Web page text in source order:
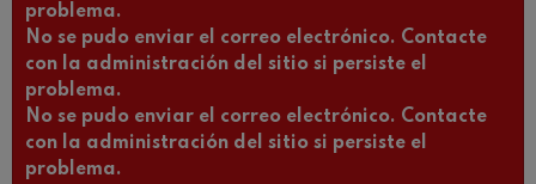
problema.
No se pudo enviar el correo electrónico. Contacte
con la administración del sitio si persiste el
problema.
No se pudo enviar el correo electrónico. Contacte
con la administración del sitio si persiste el
problema.